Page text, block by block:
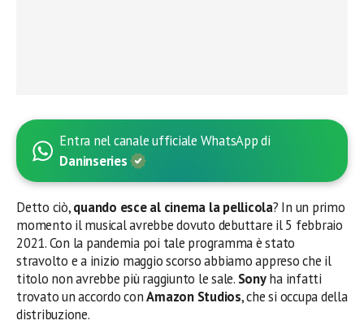
Entra nel canale ufficiale WhatsApp di
Daninseries
Detto ciò,quando esce al cinema la pellicola? In un primo
momento il musical avrebbe dovuto debuttare il 5 febbraio
2021. Con la pandemia poi tale programma è stato
stravolto e a inizio maggio scorso abbiamo appreso che il
titolo non avrebbe più raggiunto le sale. Sonyha infatti
trovato un accordo conAmazon Studios, che si occupa della
distribuzione.